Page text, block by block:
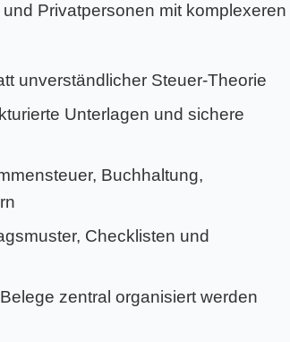
und Privatpersonen mit komplexeren
unverständlicher Steuer-Theorie
Unterlagen und sichere
Buchhaltung,
Checklisten und
zentral organisiert werden